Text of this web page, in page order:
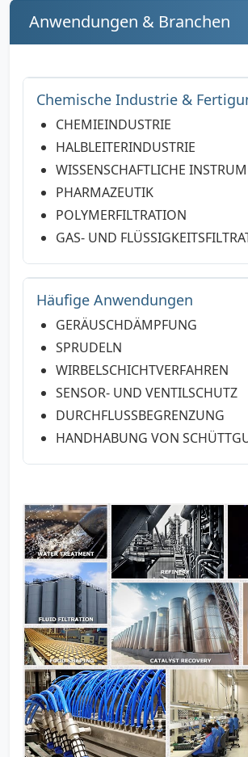
Anwendungen & Branchen
Chemische Industrie &
CHEMIEINDUSTRIE
HALBLEITERINDUSTRIE
WISSENSCHAFTLICHE
PHARMAZEUTIK
POLYMERFILTRATION
GAS- UND
Häufige Anwendungen
GERÄUSCHDÄMPFUNG
SPRUDELN
WIRBELSCHICHTVERFAHREN
SENSOR- UND VENTILSCHUTZ
DURCHFLUSSBEGRENZUNG
HANDHABUNG VON